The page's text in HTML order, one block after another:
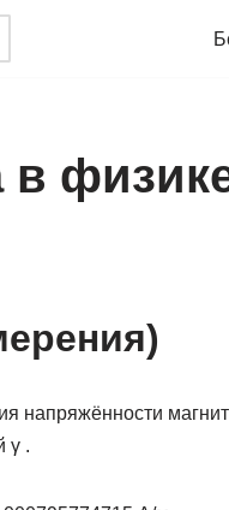
в
напряжённости
γ .